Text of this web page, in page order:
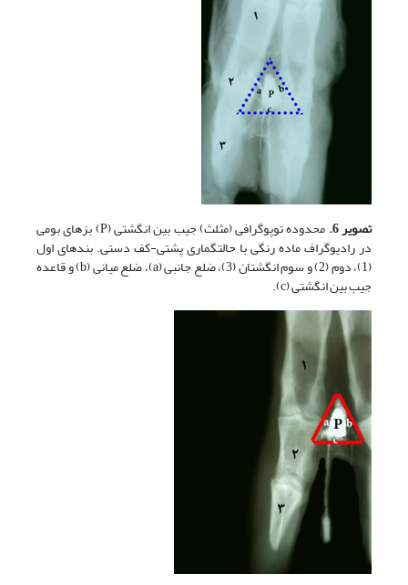
تصویر 6. محدوده توپوگرافی (مثلث) جیب بین انگشتی (P) بزهای بومی
در رادیوگراف ماده رنگی با حالت­گماری پشتی-کف دستی. بندهای اول
(1)، دوم (2) و سوم انگشتان (3)، ضلع جانبی (a)، ضلع میانی (b) و قاعده
جیب بین انگشتی (c).